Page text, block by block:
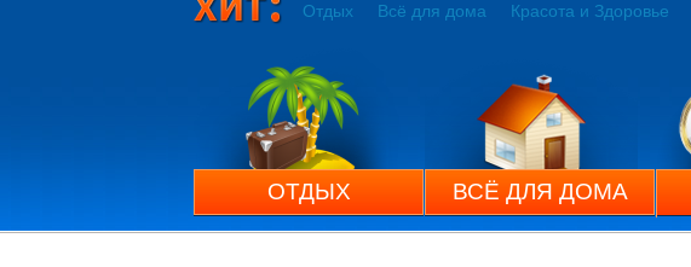
Отдых Всё для дома Красота и Здоровье
ОТДЫХ ВСЁ ДЛЯ ДОМА